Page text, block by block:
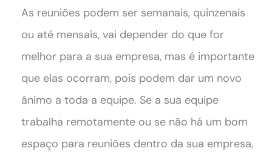
As reuniões podem ser semanais, quinzenais
ou até mensais, vai depender do que for
melhor para a sua empresa, mas é importante
que elas ocorram, pois podem dar um novo
ânimo a toda a equipe. Se a sua equipe
trabalha remotamente ou se não há um bom
espaço para reuniões dentro da sua empresa,